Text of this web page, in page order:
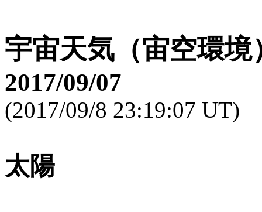
宇宙天気（宙空環境
2017/09/07
(2017/09/8 23:19:07 UT)
太陽